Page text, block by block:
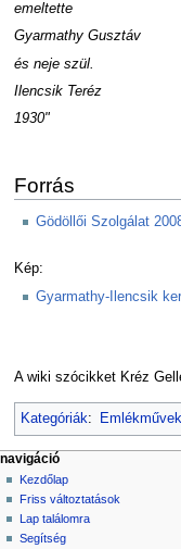
emeltette
Gyarmathy Gusztáv
és neje szül.
Ilencsik Teréz
1930"
Forrás
Gödöllői Szolgálat
Kép:
Gyarmathy-Ilencsik
A wiki szócikket Kréz
Kategóriák: Emlékművek
navigáció
Kezdőlap
Friss változtatások
Lap találomra
Segítség